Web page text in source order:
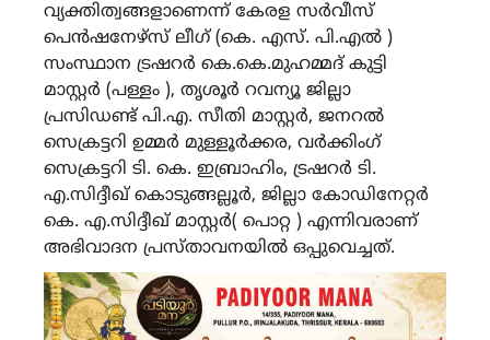
വ്യക്തിത്വങ്ങളാണെന്ന് കേരള സർവീസ്
പെൻഷനേഴ്സ് ലീഗ് (കെ. എസ്. പി.എൽ )
സംസ്ഥാന ട്രഷറർ കെ.കെ.മുഹമ്മദ് കുട്ടി
മാസ്റ്റർ (പള്ളം ), തൃശൂർ റവന്യൂ ജില്ലാ
പ്രസിഡണ്ട് പി.എ. സീതി മാസ്റ്റർ, ജനറൽ
സെക്രട്ടറി ഉമ്മർ മുള്ളൂർക്കര, വർക്കിംഗ്
സെക്രട്ടറി ടി. കെ. ഇബ്രാഹിം, ട്രഷറർ ടി.
എ.സിദ്ദീഖ് കൊടുങ്ങല്ലൂർ, ജില്ലാ കോഡിനേറ്റർ
കെ. എ.സിദ്ദീഖ് മാസ്റ്റർ( പൊറ്റ ) എന്നിവരാണ്
അഭിവാദന പ്രസ്താവനയിൽ ഒപ്പുവെച്ചത്.